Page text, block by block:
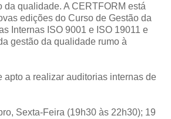
da qualidade. A CERTFORM está
edições do Curso de Gestão da
Internas ISO 9001 e ISO 19011 e
gestão da qualidade rumo à
apto a realizar auditorias internas de
Sexta-Feira (19h30 às 22h30); 19